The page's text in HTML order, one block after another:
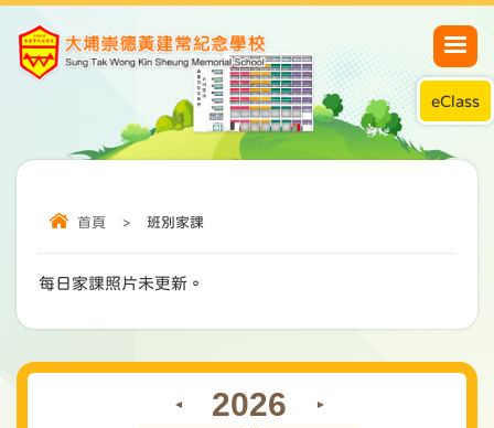
eClass
首頁 > 班別家課
每日家課照片未更新。
◄ 2026 ►